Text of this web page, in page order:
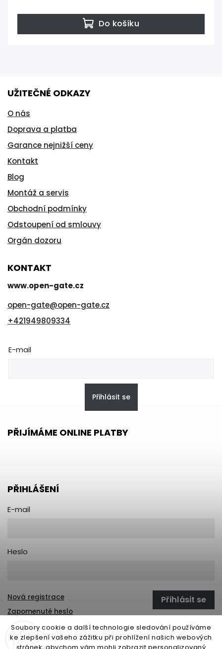
Soubory cookie a další technologie sledování používáme
ke zlepšení vašeho zážitku při prohlížení našich webových
Do košíku
UŽITEČNÉ ODKAZY
O nás
Doprava a platba
Garance nejnižší ceny
Kontakt
Blog
Montáž a servis
Obchodní podmínky
Odstoupení od smlouvy
Orgán dozoru
KONTAKT
www.open-gate.cz
open-gate@open-gate.cz
+421949809334
E-mail
Přihlásit se
PŘIJÍMÁME ONLINE PLATBY
PŘIHLÁŠENÍ
E-mail
Heslo
Přihlásit se
Nová registrace
Zapomenuté heslo